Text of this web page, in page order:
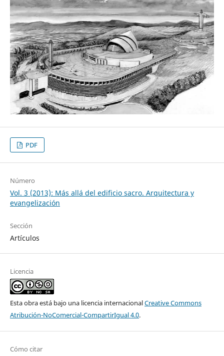
PDF
Número
Vol. 3 (2013): Más allá del edificio sacro. Arquitectura y
evangelización
Sección
Artículos
Licencia
Esta obra está bajo una licencia internacionalCreative Commons
Atribución-NoComercial-CompartirIgual 4.0.
Cómo citar